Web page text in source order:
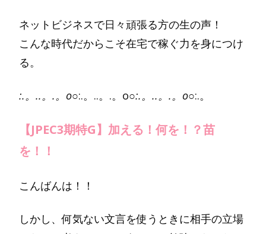
ネットビジネスで日々頑張る方の生の声！
こんな時代だからこそ在宅で稼ぐ力を身につけ
る。
:.。..。.。o○:.。..。.。o○:.。..。.。o○:.。
【JPEC3期特G】加える！何を！？苗
を！！
こんばんは！！
しかし、何気ない文言を使うときに相手の立場